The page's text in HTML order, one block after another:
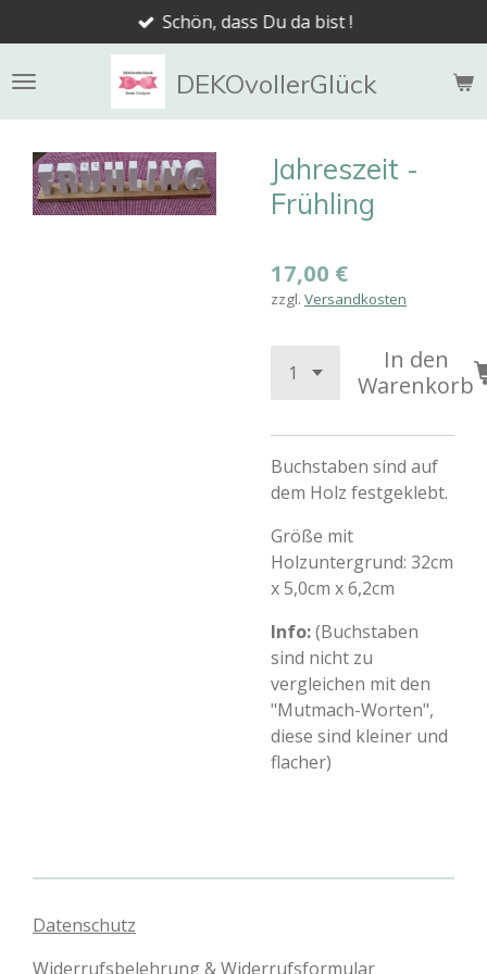
Hauptinhalt
springen
DEKOvollerGlück
Schön, dass Du da bist !
Jahreszeit -
Frühling
17,00 €
zzgl. Versandkosten
In den
Warenkorb
Buchstaben sind auf
dem Holz festgeklebt.
Größe mit
Holzuntergrund: 32cm
x 5,0cm x 6,2cm
Info:(Buchstaben
sind nicht zu
vergleichen mit den
"Mutmach-Worten",
diese sind kleiner und
flacher)
Datenschutz
Widerrufsbelehrung & Widerrufsformular